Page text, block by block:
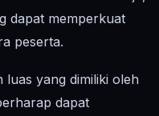
dapat memperkuat
peserta.
luas yang dimiliki oleh
dapat